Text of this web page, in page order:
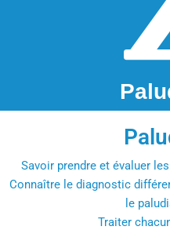
Savoir prendre et évaluer
Connaître le diagnostic
le
Traiter